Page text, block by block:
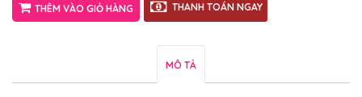
THÊM VÀO GIỎ HÀNG THANH TOÁN NGAY
MÔ TẢ